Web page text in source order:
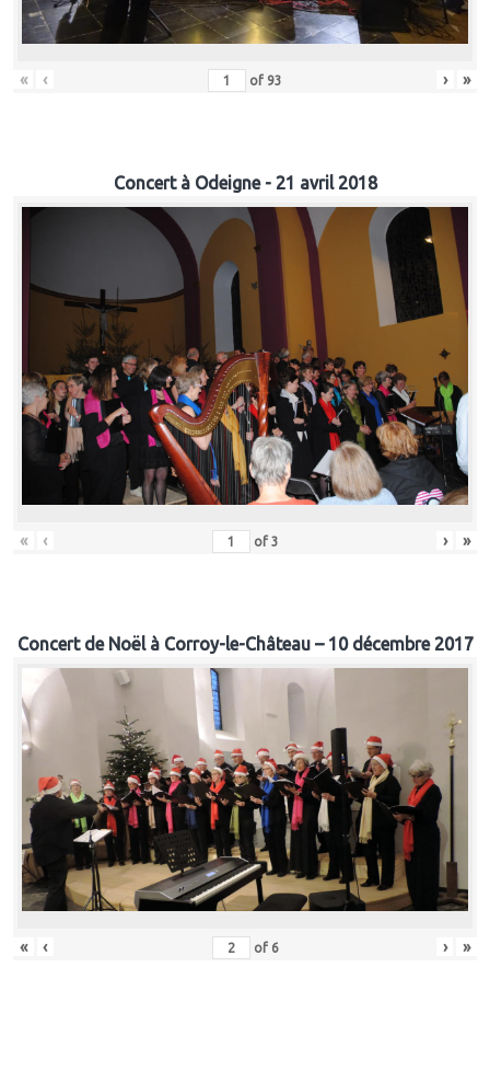
« ‹ of 93 › »
Concert à Odeigne - 21 avril 2018
« ‹ of 3 › »
Concert de Noël à Corroy-le-Château – 10 décembre 2017
« ‹ of 6 › »